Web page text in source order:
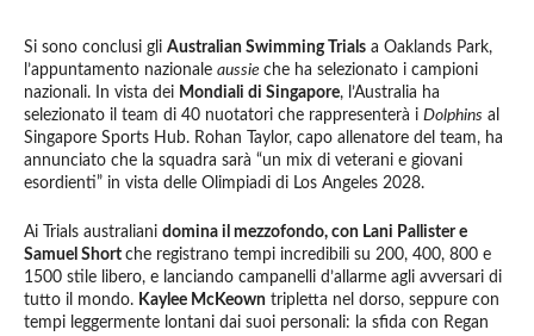
Si sono conclusi gli Australian Swimming Trials a Oaklands Park,
l’appuntamento nazionale aussie che ha selezionato i campioni
nazionali. In vista dei Mondiali di Singapore, l’Australia ha
selezionato il team di 40 nuotatori che rappresenterà i Dolphins al
Singapore Sports Hub. Rohan Taylor, capo allenatore del team, ha
annunciato che la squadra sarà “un mix di veterani e giovani
esordienti” in vista delle Olimpiadi di Los Angeles 2028.
Ai Trials australiani domina il mezzofondo, con Lani Pallister e
Samuel Short che registrano tempi incredibili su 200, 400, 800 e
1500 stile libero, e lanciando campanelli d’allarme agli avversari di
tutto il mondo. Kaylee McKeown tripletta nel dorso, seppure con
tempi leggermente lontani dai suoi personali: la sfida con Regan